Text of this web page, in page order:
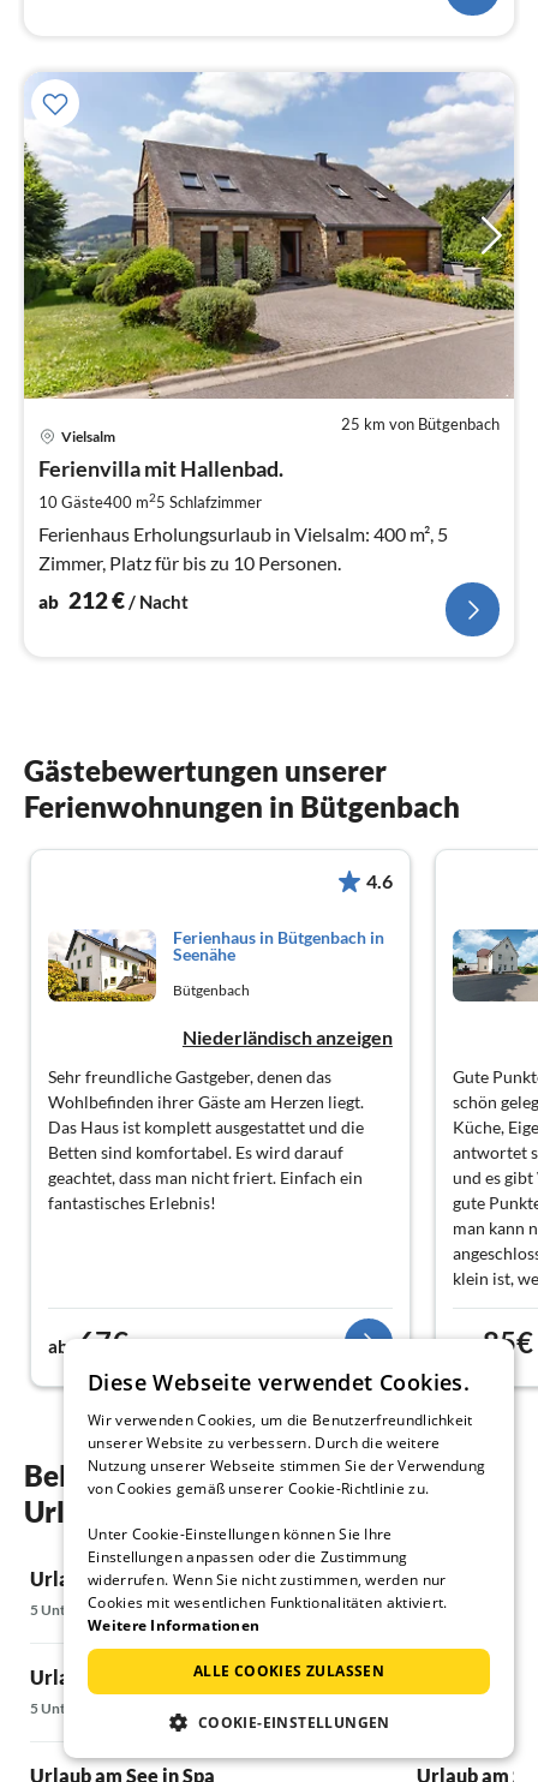
25 km von Bütgenbach
Vielsalm
Ferienvilla mit Hallenbad.
10 Gäste400 m25 Schlafzimmer
Ferienhaus Erholungsurlaub in Vielsalm: 400 m², 5
Zimmer, Platz für bis zu 10 Personen.
ab 212€/ Nacht
Gästebewertungen unserer
Ferienwohnungen in Bütgenbach
4.6
Ferienhaus in Bütgenbach in
Seenähe
Bütgenbach
Niederländisch anzeigen
Sehr freundliche Gastgeber, denen das
Wohlbefinden ihrer Gäste am Herzen liegt.
Das Haus ist komplett ausgestattet und die
Betten sind komfortabel. Es wird darauf
geachtet, dass man nicht friert. Einfach ein
fantastisches Erlebnis!
ab 67€ Nacht
Gute
schön
Küche,
antwortet
und es gibt
gute
man kann
klein ist,
Duschen
eigentlich
unsere
volle Preis
ab 85€
Beliebte Regionen und Orte für ihren
Urlaub am See in Bütgenbach
Urlaub am See in Büllingen
5 Unterkünfte
Urlaub am See in Schleiden
5 Unterkünfte
Urlaub am See in Spa
Urlaub am
11 Unterkünfte
Urlaub am
Diese Webseite verwendet Cookies.
Wir verwenden Cookies, um die Benutzerfreundlichkeit
unserer Website zu verbessern. Durch die weitere
Nutzung unserer Webseite stimmen Sie der Verwendung
von Cookies gemäß unserer Cookie-Richtlinie zu.
Unter Cookie-Einstellungen können Sie Ihre
Einstellungen anpassen oder die Zustimmung
widerrufen. Wenn Sie nicht zustimmen, werden nur
Cookies mit wesentlichen Funktionalitäten aktiviert.
Weitere Informationen
ALLE COOKIES ZULASSEN
COOKIE-EINSTELLUNGEN